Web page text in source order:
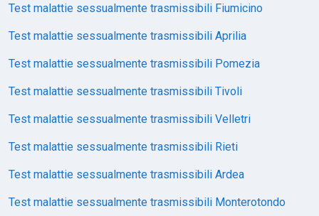
Test malattie sessualmente trasmissibili Fiumicino
Test malattie sessualmente trasmissibili Aprilia
Test malattie sessualmente trasmissibili Pomezia
Test malattie sessualmente trasmissibili Tivoli
Test malattie sessualmente trasmissibili Velletri
Test malattie sessualmente trasmissibili Rieti
Test malattie sessualmente trasmissibili Ardea
Test malattie sessualmente trasmissibili Monterotondo